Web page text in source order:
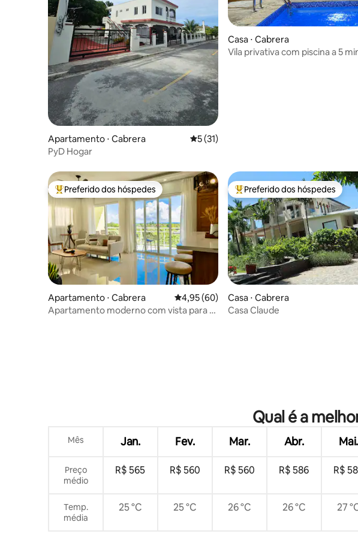
Apartamento ⋅ Cabrera 5 de uma avaliação média de 5, 31
5 (31)
PyD Hogar
Casa ⋅ Cabrera
Vila privativa com piscina a 5
Entre os melhores preferidos dos hóspedes
Preferido dos hóspedes
Apartamento ⋅ Cabrera 4,95 de uma avaliação média de 5, 60
4,95 (60)
Apartamento moderno com vista para o
Entre os melhores preferidos
Preferido dos hóspedes
Casa ⋅ Cabrera
Casa Claude
Qual é a
Mês Jan. Fev. Mar. Abr. Mai.
Preço
médio
R$ 565 R$ 560 R$ 560 R$ 586 R$
Temp.
média
25 °C 25 °C 26 °C 26 °C 27